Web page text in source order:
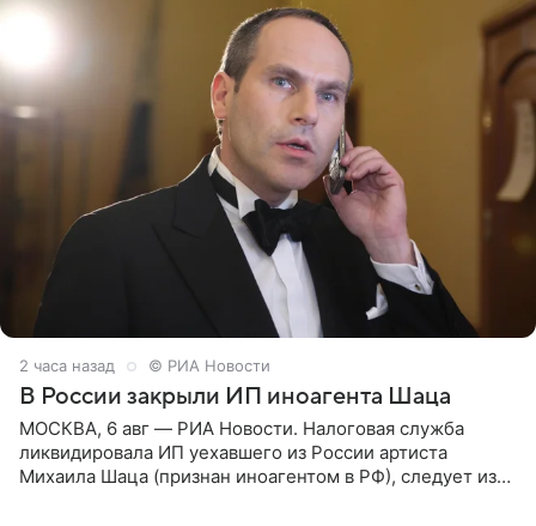
2 часа назад © РИА Новости
В России закрыли ИП иноагента Шаца
МОСКВА, 6 авг — РИА Новости. Налоговая служба
ликвидировала ИП уехавшего из России артиста
Михаила Шаца (признан иноагентом в РФ), следует из